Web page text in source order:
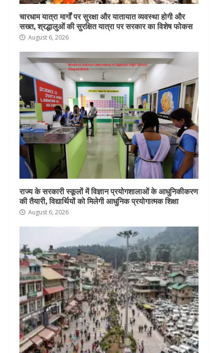
चारधाम यात्रा मार्गों पर सुरक्षा और यातायात व्यवस्था होगी और
सख्त, श्रद्धालुओं की सुरक्षित यात्रा पर सरकार का विशेष फोकस
August 6, 2026
राज्य के सरकारी स्कूलों में विज्ञान प्रयोगशालाओं के आधुनिकीकरण
की तैयारी, विद्यार्थियों को मिलेगी आधुनिक प्रयोगात्मक शिक्षा
August 6, 2026